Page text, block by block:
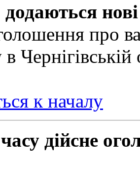
про
к началу
дійсне